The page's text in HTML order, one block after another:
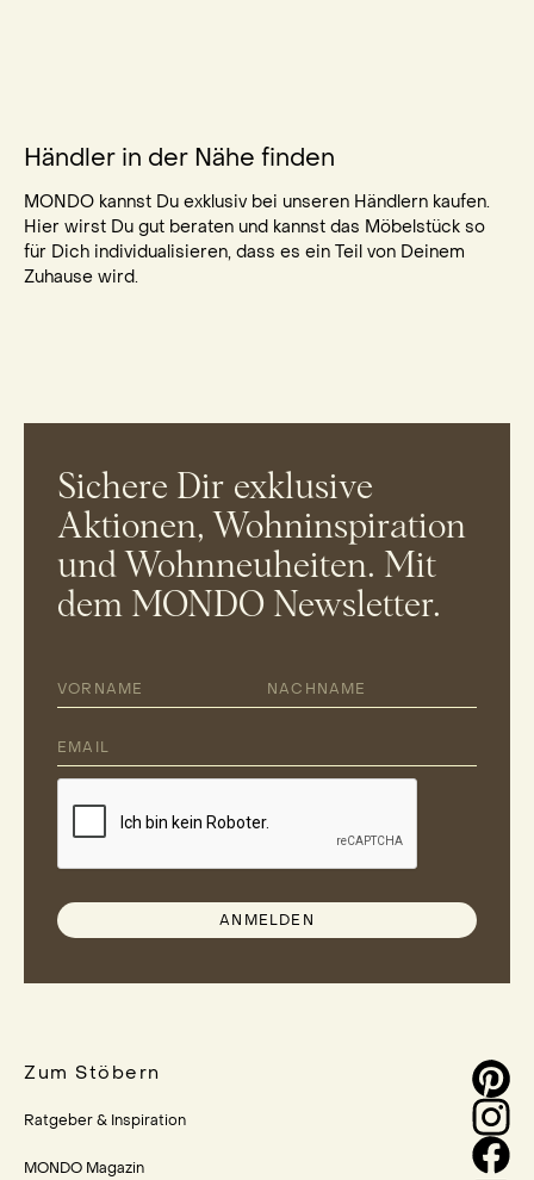
Händler in der Nähe finden
MONDO kannst Du exklusiv bei unseren Händlern kaufen.
Hier wirst Du gut beraten und kannst das Möbelstück so
für Dich individualisieren, dass es ein Teil von Deinem
Zuhause wird.
Sichere Dir exklusive
Aktionen, Wohninspiration
und Wohnneuheiten. Mit
dem MONDO Newsletter.
ANMELDEN
Zum Stöbern
Ratgeber & Inspiration
MONDO Magazin